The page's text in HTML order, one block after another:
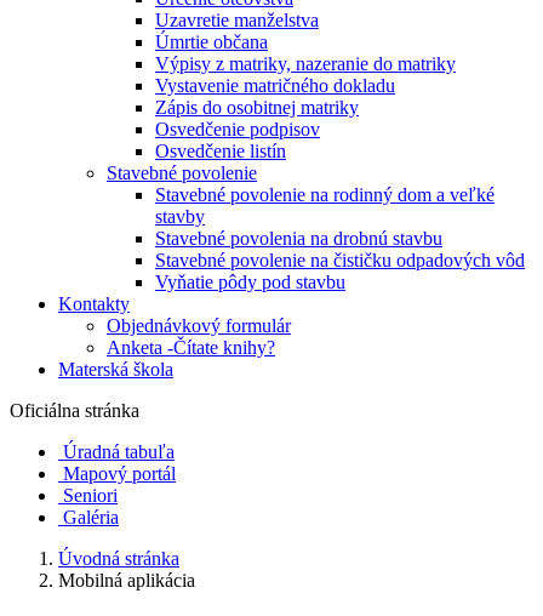
Uzavretie manželstva
Úmrtie občana
Výpisy z matriky, nazeranie do matriky
Vystavenie matričného dokladu
Zápis do osobitnej matriky
Osvedčenie podpisov
Osvedčenie listín
Stavebné povolenie
Stavebné povolenie na rodinný dom a veľké
stavby
Stavebné povolenia na drobnú stavbu
Stavebné povolenie na čističku odpadových vôd
Vyňatie pôdy pod stavbu
Kontakty
Objednávkový formulár
Anketa -Čítate knihy?
Materská škola
Oficiálna stránka
Úradná tabuľa
Mapový portál
Seniori
Galéria
Úvodná stránka
Mobilná aplikácia